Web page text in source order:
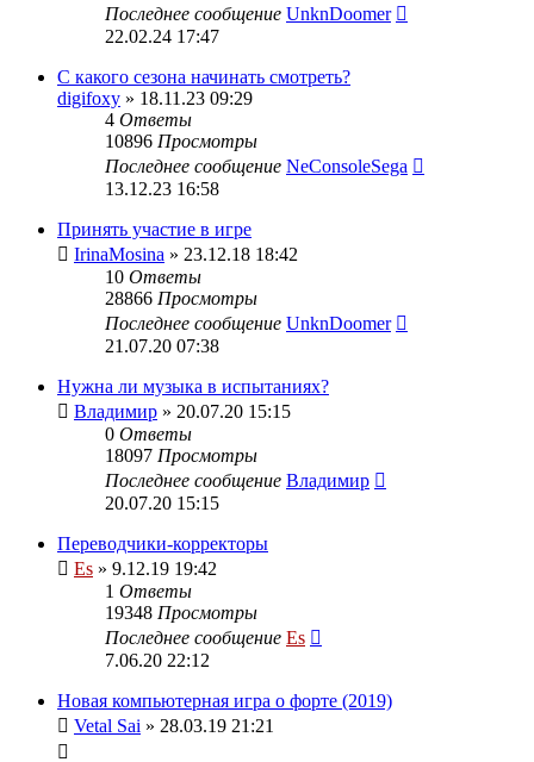
Последнее сообщение UnknDoomer
22.02.24 17:47
С какого сезона начинать смотреть?
digifoxy » 18.11.23 09:29
4 Ответы
10896 Просмотры
Последнее сообщение NeConsoleSega
13.12.23 16:58
Принять участие в игре
IrinaMosina » 23.12.18 18:42
10 Ответы
28866 Просмотры
Последнее сообщение UnknDoomer
21.07.20 07:38
Нужна ли музыка в испытаниях?
Владимир » 20.07.20 15:15
0 Ответы
18097 Просмотры
Последнее сообщение Владимир
20.07.20 15:15
Переводчики-корректоры
Es » 9.12.19 19:42
1 Ответы
19348 Просмотры
Последнее сообщение Es
7.06.20 22:12
Новая компьютерная игра о форте (2019)
Vetal Sai » 28.03.19 21:21